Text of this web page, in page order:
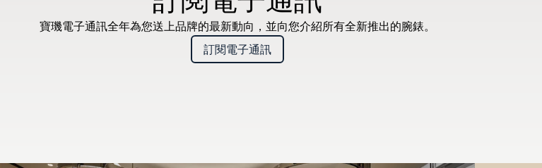
寶璣電子通訊全年為您送上品牌的最新動向，並向您介紹所有全新推出的腕錶。
訂閱電子通訊